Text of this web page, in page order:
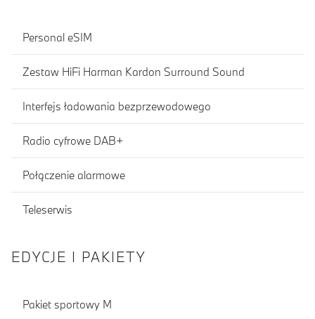
Personal eSIM
Zestaw HiFi Harman Kardon Surround Sound
Interfejs ładowania bezprzewodowego
Radio cyfrowe DAB+
Połączenie alarmowe
Teleserwis
EDYCJE I PAKIETY
Pakiet sportowy M